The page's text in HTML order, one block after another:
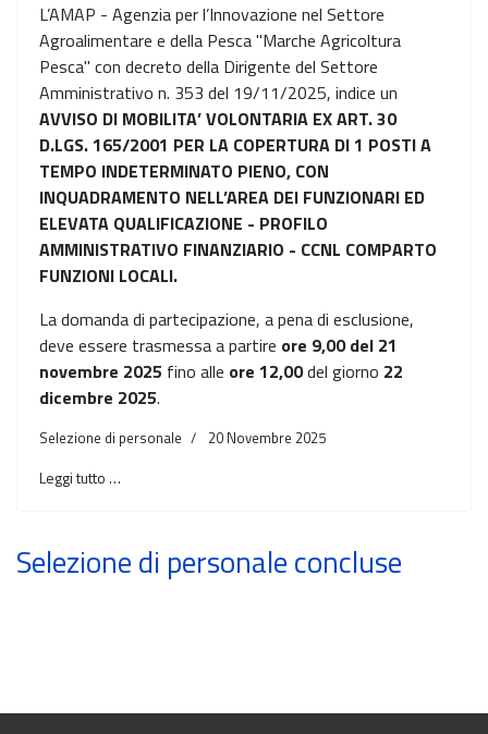
L’AMAP - Agenzia per l’Innovazione nel Settore
Agroalimentare e della Pesca "Marche Agricoltura
Pesca" con decreto della Dirigente del Settore
Amministrativo n. 353 del 19/11/2025, indice un
AVVISO DI MOBILITA’ VOLONTARIA EX ART. 30
D.LGS. 165/2001 PER LA COPERTURA DI 1 POSTI A
TEMPO INDETERMINATO PIENO, CON
INQUADRAMENTO NELL’AREA DEI FUNZIONARI ED
ELEVATA QUALIFICAZIONE - PROFILO
AMMINISTRATIVO FINANZIARIO - CCNL COMPARTO
FUNZIONI LOCALI.
La domanda di partecipazione, a pena di esclusione,
deve essere trasmessa a partire ore 9,00 del 21
novembre 2025 fino alle ore 12,00del giorno 22
dicembre 2025.
Selezione di personale 20 Novembre 2025
Leggi tutto …
Selezione di personale concluse